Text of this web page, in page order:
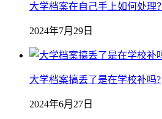
大学档案在自己手上如何处理？
2024年7月29日
大学档案搞丢了是在学校补吗?
2024年6月27日